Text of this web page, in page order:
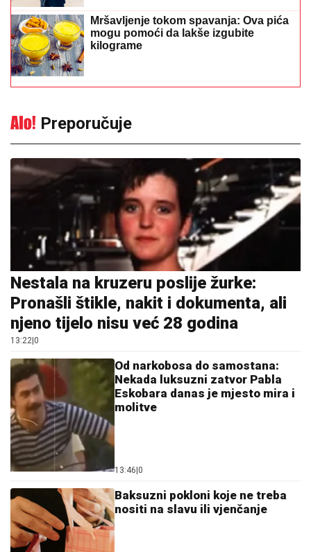
Mršavljenje tokom spavanja: Ova pića
mogu pomoći da lakše izgubite
kilograme
Preporučuje
Nestala na kruzeru poslije žurke:
Pronašli štikle, nakit i dokumenta, ali
njeno tijelo nisu već 28 godina
13:22|0
Od narkobosa do samostana:
Nekada luksuzni zatvor Pabla
Eskobara danas je mjesto mira i
molitve
13:46|0
Baksuzni pokloni koje ne treba
nositi na slavu ili vjenčanje